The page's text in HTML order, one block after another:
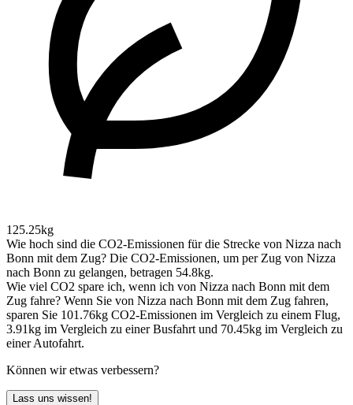
125.25kg
Wie hoch sind die CO2-Emissionen für die Strecke von Nizza nach
Bonn mit dem Zug? Die CO2-Emissionen, um per Zug von Nizza
nach Bonn zu gelangen, betragen 54.8kg.
Wie viel CO2 spare ich, wenn ich von Nizza nach Bonn mit dem
Zug fahre? Wenn Sie von Nizza nach Bonn mit dem Zug fahren,
sparen Sie 101.76kg CO2-Emissionen im Vergleich zu einem Flug,
3.91kg im Vergleich zu einer Busfahrt und 70.45kg im Vergleich zu
einer Autofahrt.
Können wir etwas verbessern?
Lass uns wissen!